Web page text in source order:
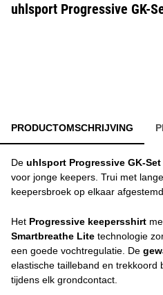
uhlsport Progressive GK-
PRODUCTOMSCHRIJVING
De uhlsport Progressive GK-
voor jonge keepers. Trui met
keepersbroek op elkaar
Het Progressive keepersshirt
Smartbreathe Lite technologie
een goede vochtregulatie. De
elastische tailleband en trekkoord
tijdens elk grondcontact.